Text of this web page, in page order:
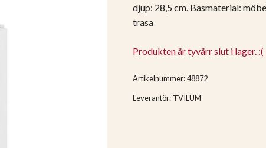
djup: 28,5 cm. Basmaterial:
trasa
Produkten är tyvärr slut i lager. :(
Artikelnummer:48872
Leverantör: TVILUM